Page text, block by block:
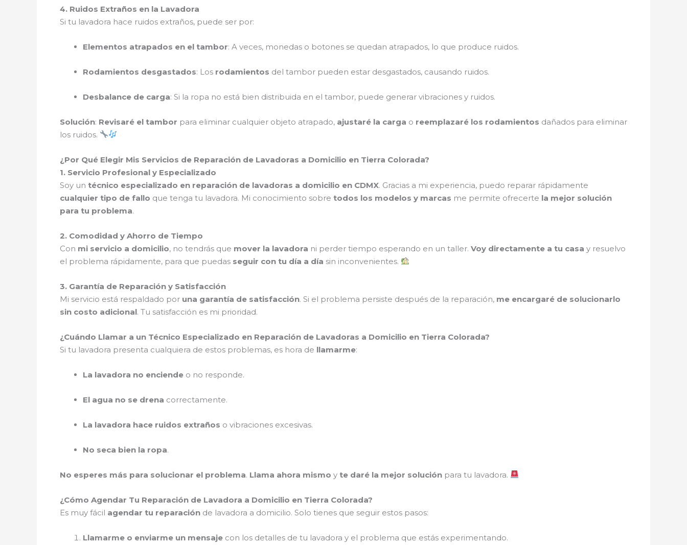
4. Ruidos Extraños en la Lavadora
Si tu lavadora hace ruidos extraños, puede ser por:
Elementos atrapados en el tambor: A veces, monedas o botones se quedan atrapados, lo que produce ruidos.
Rodamientos desgastados: Los rodamientos del tambor pueden estar desgastados, causando ruidos.
Desbalance de carga: Si la ropa no está bien distribuida en el tambor, puede generar vibraciones y ruidos.
Solución: Revisaré el tambor para eliminar cualquier objeto atrapado, ajustaré la carga o reemplazaré los rodamientos dañados para eliminar
los ruidos.
¿Por Qué Elegir Mis Servicios de Reparación de Lavadoras a Domicilio en Tierra Colorada?
1. Servicio Profesional y Especializado
Soy un técnico especializado en reparación de lavadoras a domicilio en CDMX. Gracias a mi experiencia, puedo reparar rápidamente
cualquier tipo de fallo que tenga tu lavadora. Mi conocimiento sobre todos los modelos y marcas me permite ofrecerte la mejor solución
para tu problema.
2. Comodidad y Ahorro de Tiempo
Con mi servicio a domicilio, no tendrás que mover la lavadora ni perder tiempo esperando en un taller. Voy directamente a tu casa y resuelvo
el problema rápidamente, para que puedas seguir con tu día a día sin inconvenientes.
3. Garantía de Reparación y Satisfacción
Mi servicio está respaldado por una garantía de satisfacción. Si el problema persiste después de la reparación, me encargaré de solucionarlo
sin costo adicional. Tu satisfacción es mi prioridad.
¿Cuándo Llamar a un Técnico Especializado en Reparación de Lavadoras a Domicilio en Tierra Colorada?
Si tu lavadora presenta cualquiera de estos problemas, es hora de llamarme:
La lavadora no enciende o no responde.
El agua no se drena correctamente.
La lavadora hace ruidos extraños o vibraciones excesivas.
No seca bien la ropa.
No esperes más para solucionar el problema. Llama ahora mismo y te daré la mejor solución para tu lavadora.
¿Cómo Agendar Tu Reparación de Lavadora a Domicilio en Tierra Colorada?
Es muy fácil agendar tu reparación de lavadora a domicilio. Solo tienes que seguir estos pasos:
Llamarme o enviarme un mensaje con los detalles de tu lavadora y el problema que estás experimentando.